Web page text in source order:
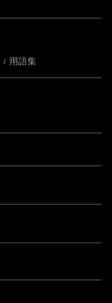
用語集